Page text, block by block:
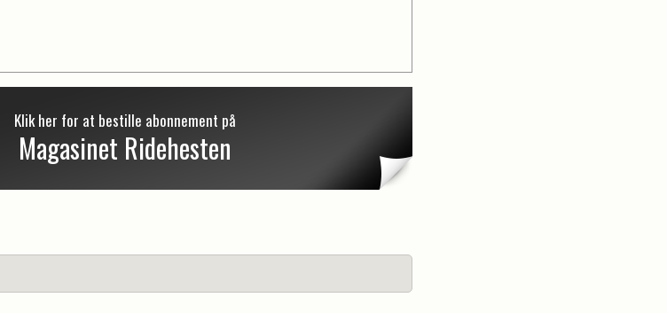
Klik her for at bestille abonnement på
Magasinet Ridehesten